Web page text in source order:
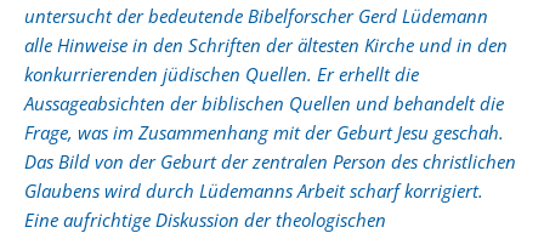
untersucht der bedeutende Bibelforscher Gerd Lüdemann
alle Hinweise in den Schriften der ältesten Kirche und in den
konkurrierenden jüdischen Quellen. Er erhellt die
Aussageabsichten der biblischen Quellen und behandelt die
Frage, was im Zusammenhang mit der Geburt Jesu geschah.
Das Bild von der Geburt der zentralen Person des christlichen
Glaubens wird durch Lüdemanns Arbeit scharf korrigiert.
Eine aufrichtige Diskussion der theologischen